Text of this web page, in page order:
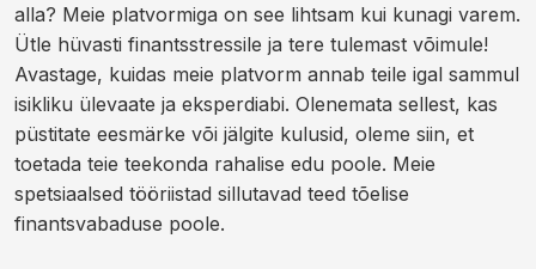
alla? Meie platvormiga on see lihtsam kui kunagi varem.
Ütle hüvasti finantsstressile ja tere tulemast võimule!
Avastage, kuidas meie platvorm annab teile igal sammul
isikliku ülevaate ja eksperdiabi. Olenemata sellest, kas
püstitate eesmärke või jälgite kulusid, oleme siin, et
toetada teie teekonda rahalise edu poole. Meie
spetsiaalsed tööriistad sillutavad teed tõelise
finantsvabaduse poole.